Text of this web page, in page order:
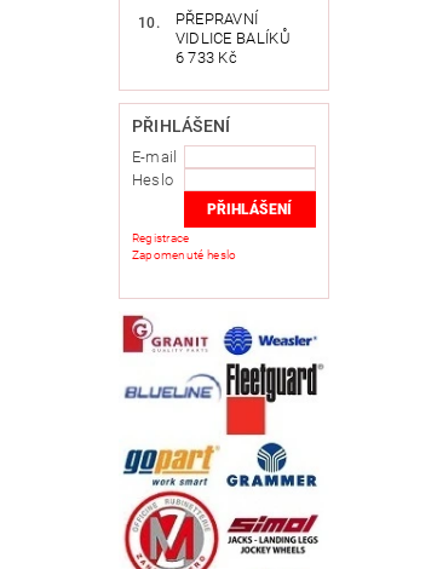
PŘEPRAVNÍ
VIDLICE BALÍKŮ
6 733 Kč
PŘIHLÁŠENÍ
E-mail
Heslo
Registrace
Zapomenuté heslo